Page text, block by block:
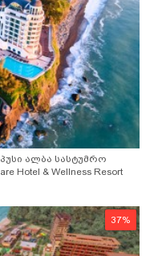
ალბა სასტუმრო
Hotel & Wellness Resort
37%